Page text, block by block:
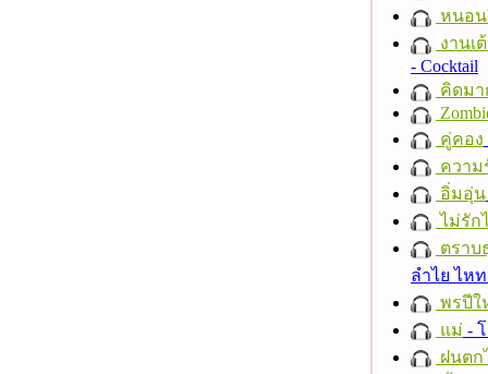
หนอน
งานเ
- Cocktail
คิดมา
คู่คอง
ความ
อิ่มอุ่น
ไม่รัก
ตราบ
ลำไย ไห
พรปีใ
แม่ -
ฝนตก